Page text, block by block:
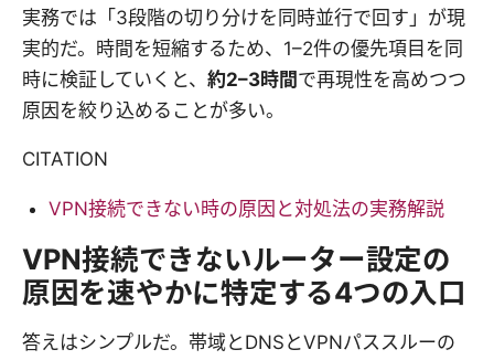
実務では「3段階の切り分けを同時並行で回す」が現
実的だ。時間を短縮するため、1–2件の優先項目を同
時に検証していくと、 約2–3時間 で再現性を高めつつ
原因を絞り込めることが多い。
CITATION
VPN接続できない時の原因と対処法の実務解説
VPN接続できないルーター設定の
原因を速やかに特定する4つの入口
答えはシンプルだ。帯域とDNSとVPNパススルーの